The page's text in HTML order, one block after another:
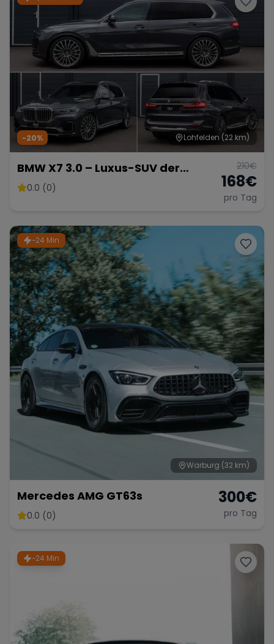
Lohfelden (22 km)
-20%
BMW X7 3.0 – Luxus-SUV der
Extraklasse
0.0 (0)
210€
168€
pro Tag
~24 Min
Warburg (32 km)
Mercedes AMG GT63s
0.0 (0)
300€
pro Tag
~24 Min